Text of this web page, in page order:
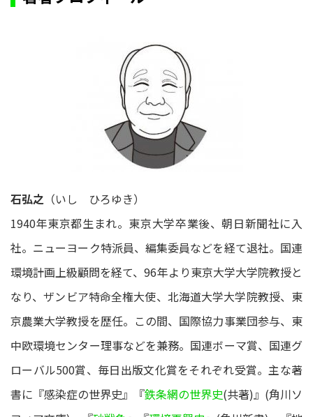
石弘之 （いし ひろゆき）
1940年東京都生まれ。東京大学卒業後、朝日新聞社に入
社。ニューヨーク特派員、編集委員などを経て退社。国連
環境計画上級顧問を経て、96年より東京大学大学院教授と
なり、ザンビア特命全権大使、北海道大学大学院教授、東
京農業大学教授を歴任。この間、国際協力事業団参与、東
中欧環境センター理事などを兼務。国連ボーマ賞、国連グ
ローバル500賞、毎日出版文化賞をそれぞれ受賞。主な著
書に『感染症の世界史』『鉄条網の世界史(共著)』(角川ソ